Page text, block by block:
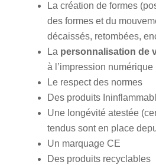
La création de formes
des formes et du
décaissés, retombées,
La personnalisation de
à l’impression numérique
Le respect des normes
Des produits
Une longévité atestée
tendus sont en place
Un marquage CE
Des produits recyclables